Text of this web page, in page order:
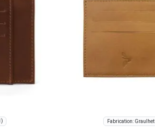
Fabrication: Graulhet